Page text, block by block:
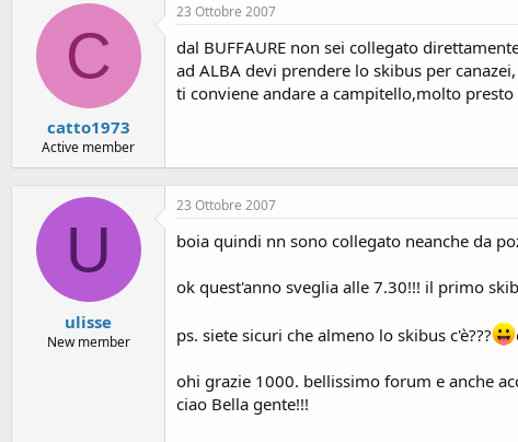
C
catto1973
Active member
23 Ottobre 2007
dal BUFFAURE non sei collegato
ad ALBA devi prendere lo skibus per canazei,
ti conviene andare a campitello,molto
U
ulisse
New member
23 Ottobre 2007
boia quindi nn sono collegato neanche da
ok quest'anno sveglia alle 7.30!!! il primo
ps. siete sicuri che almeno lo skibus c'è???
ohi grazie 1000. bellissimo forum e anche
ciao Bella gente!!!